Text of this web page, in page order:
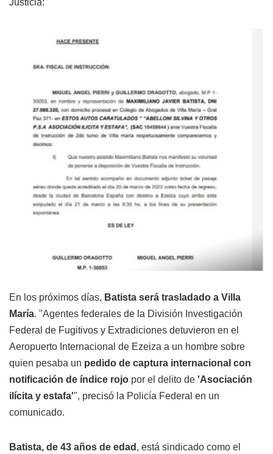
Justicia:
En los próximos días, Batista será trasladado a Villa
María. "Agentes federales de la División Investigación
Federal de Fugitivos y Extradiciones detuvieron en el
Aeropuerto Internacional de Ezeiza a un hombre sobre
quien pesaba un pedido de captura internacional con
notificación de índice rojo por el delito de 'Asociación
ilícita y estafa'", precisó la Policía Federal en un
comunicado.
Batista, de 43 años de edad , está sindicado como el